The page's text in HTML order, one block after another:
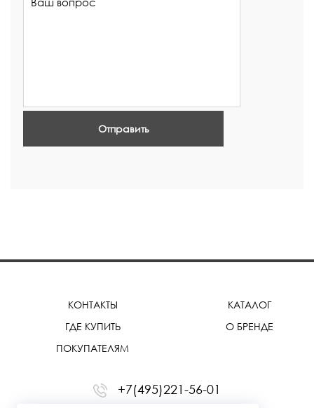
Отправить
КОНТАКТЫ
ГДЕ КУПИТЬ
ПОКУПАТЕЛЯМ
КАТАЛОГ
О БРЕНДЕ
+7(495)221-56-01